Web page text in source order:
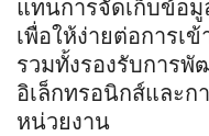
แทนการจัดเก็บข้อ
เพื่อให้ง่ายต่อการเ
รวมทั้งรองรับการพั
อิเล็กทรอนิกส์และก
หน่วยงาน